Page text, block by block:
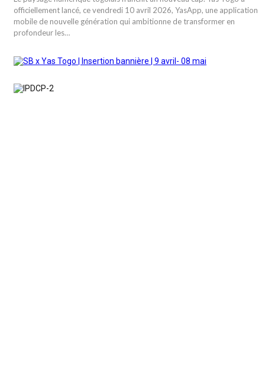
officiellement lancé, ce vendredi 10 avril 2026, YasApp, une application
mobile de nouvelle génération qui ambitionne de transformer en
profondeur les…